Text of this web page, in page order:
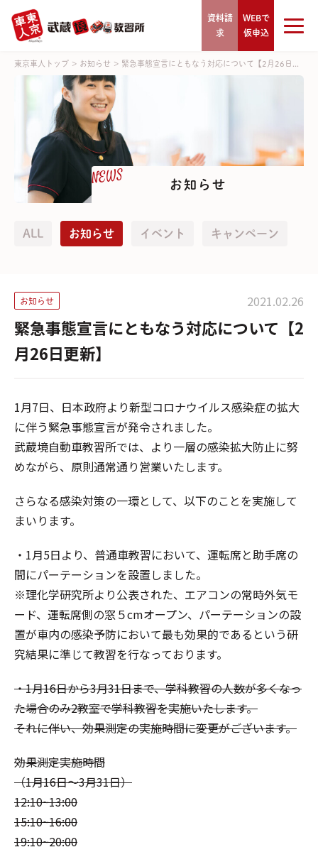
資料請
求
WEBで
仮申込
東京車人トップ > お知らせ > 緊急事態宣言にともなう対応について【2月26日...
NEWS お知らせ
ALL お知らせ イベント キャンペーン
お知らせ 2021.02.26
緊急事態宣言にともなう対応について【2
月26日更新】
1月7日、日本政府より新型コロナウイルス感染症の拡大
に伴う緊急事態宣言が発令されました。
武蔵境自動車教習所では、より一層の感染拡大防止に努
めながら、原則通常通り営業いたします。
さらなる感染対策の一環として、以下のことを実施して
まいります。
・1月5日より、普通車教習において、運転席と助手席の
間にパーテーションを設置しました。
※理化学研究所より公表された、エアコンの常時外気モ
ード、運転席側の窓５cmオープン、パーテーションの設
置が車内の感染予防において最も効果的であるという研
究結果に準じて教習を行なっております。
・1月16日から3月31日まで、学科教習の人数が多くなっ
た場合のみ2教室で学科教習を実施いたします。
それに伴い、効果測定の実施時間に変更がございます。
効果測定実施時間
（1月16日〜3月31日）
12:10~13:00
15:10~16:00
19:10~20:00